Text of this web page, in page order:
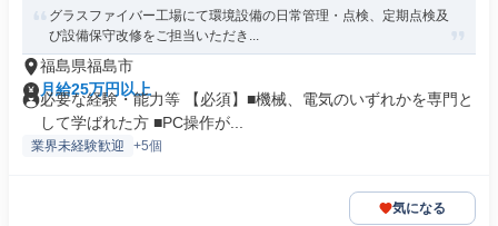
グラスファイバー工場にて環境設備の日常管理・点検、定期点検及
び設備保守改修をご担当いただき...
福島県福島市
月給25万円以上
必要な経験・能力等 【必須】■機械、電気のいずれかを専門と
して学ばれた方 ■PC操作が...
業界未経験歓迎 +5個
気になる